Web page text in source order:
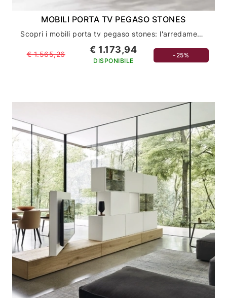
MOBILI PORTA TV PEGASO STONES
Scopri i mobili porta tv pegaso stones: l'arredamento casa di design ed eleganza
€ 1.565,26 € 1.173,94
DISPONIBILE
-25%